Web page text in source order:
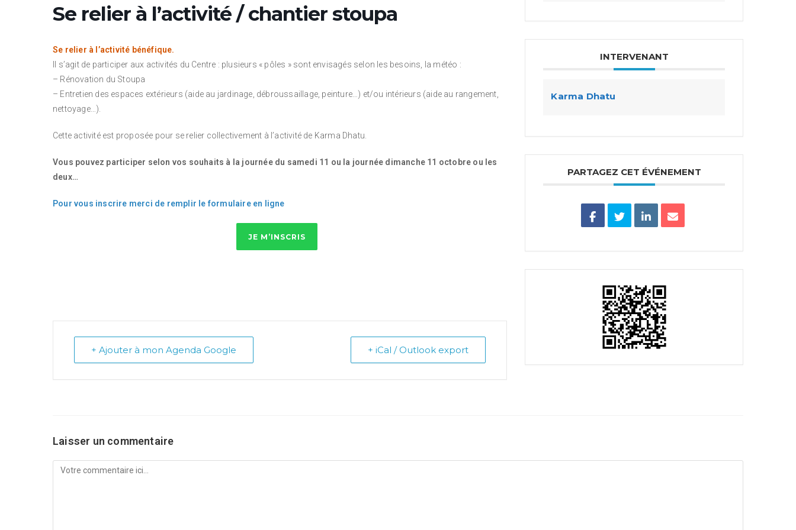
Se relier à l’activité / chantier stoupa
Se relier à l’activité bénéfique.
Il s’agit de participer aux activités du Centre : plusieurs « pôles » sont envisagés selon les besoins, la météo :
– Rénovation du Stoupa
– Entretien des espaces extérieurs (aide au jardinage, débroussaillage, peinture…) et/ou intérieurs (aide au rangement,
nettoyage…).
Cette activité est proposée pour se relier collectivement à l’activité de Karma Dhatu.
Vous pouvez participer selon vos souhaits à la journée du samedi 11 ou la journée dimanche 11 octobre ou les
deux…
Pour vous inscrire merci de remplir le formulaire en ligne
JE M’INSCRIS
+ Ajouter à mon Agenda Google + iCal / Outlook export
INTERVENANT
Karma Dhatu
PARTAGEZ CET ÉVÉNEMENT
Laisser un commentaire